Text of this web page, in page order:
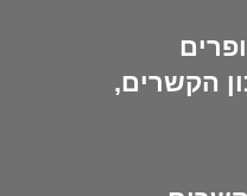
הקשרים,